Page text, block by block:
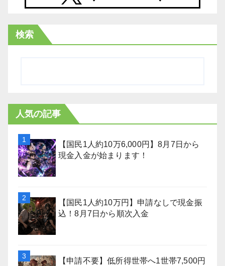
検索
人気の記事
【国民1人約10万6,000円】8月7日から
現金入金が始まります！
【国民1人約10万円】申請なしで現金振
込！8月7日から順次入金
【申請不要】低所得世帯へ1世帯7,500円